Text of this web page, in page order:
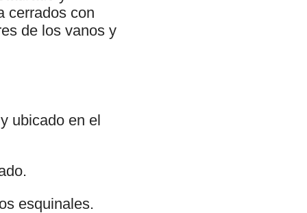
cerrados con
de los vanos y
ubicado en el
esquinales.